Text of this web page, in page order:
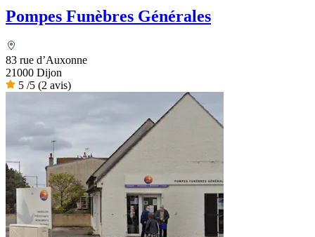
Pompes Funèbres Générales
83 rue d’Auxonne
21000 Dijon
5 /5 (2 avis)